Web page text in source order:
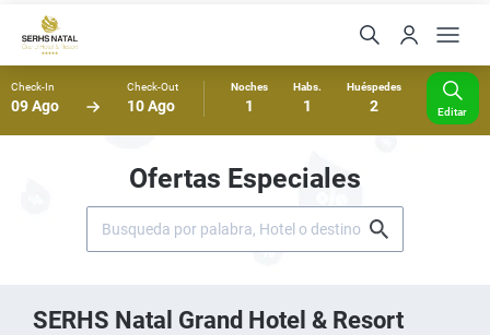
Check-In
09 Ago
Check-Out
10 Ago
Noches
1
Habs.
1
Huéspedes
2 Editar
Ofertas Especiales
SERHS Natal Grand Hotel & Resort